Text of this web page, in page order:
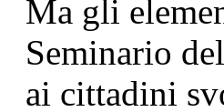
Ma gli
Seminario
ai cittadini